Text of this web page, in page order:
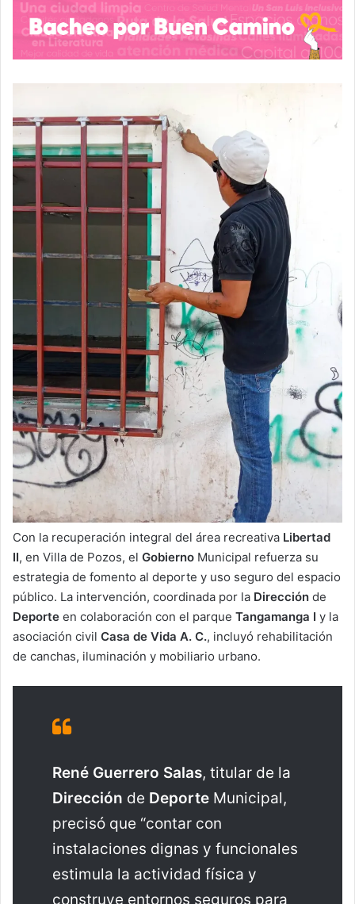
Con la recuperación integral del área recreativa Libertad
II, en Villa de Pozos, el Gobierno Municipal refuerza su
estrategia de fomento al deporte y uso seguro del espacio
público. La intervención, coordinada por la Dirección de
Deporte en colaboración con el parque Tangamanga I y la
asociación civil Casa de Vida A. C., incluyó rehabilitación
de canchas, iluminación y mobiliario urbano.
René Guerrero Salas, titular de la
Dirección de Deporte Municipal,
precisó que “contar con
instalaciones dignas y funcionales
estimula la actividad física y
construye entornos seguros para